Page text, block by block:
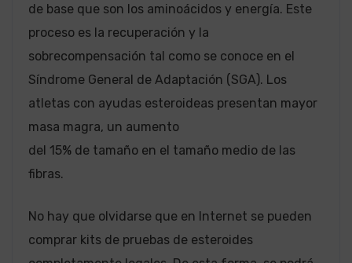
de base que son los aminoácidos y energía. Este
proceso es la recuperación y la
sobrecompensación tal como se conoce en el
Síndrome General de Adaptación (SGA). Los
atletas con ayudas esteroideas presentan mayor
masa magra, un aumento
del 15% de tamaño en el tamaño medio de las
fibras.
No hay que olvidarse que en Internet se pueden
comprar kits de pruebas de esteroides